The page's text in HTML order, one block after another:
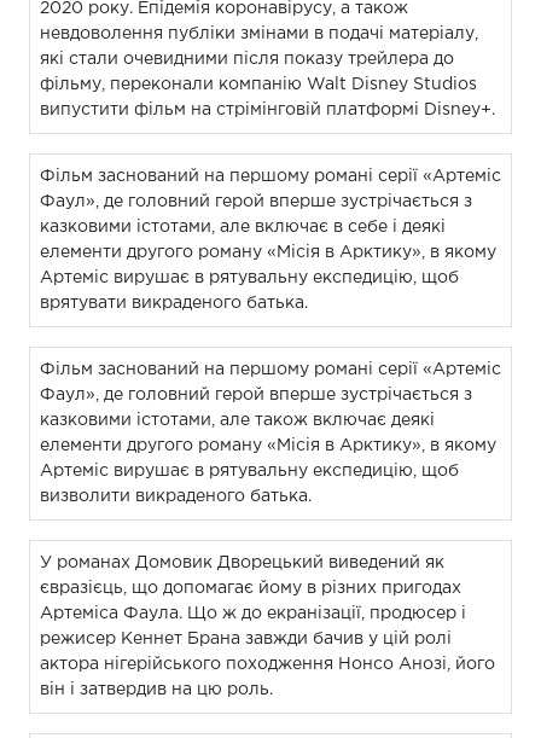
2020 року. Епідемія коронавірусу, а також
невдоволення публіки змінами в подачі матеріалу,
які стали очевидними після показу трейлера до
фільму, переконали компанію Walt Disney Studios
випустити фільм на стрімінговій платформі Disney+.
Фільм заснований на першому романі серії «Артеміс
Фаул», де головний герой вперше зустрічається з
казковими істотами, але включає в себе і деякі
елементи другого роману «Місія в Арктику», в якому
Артеміс вирушає в рятувальну експедицію, щоб
врятувати викраденого батька.
Фільм заснований на першому романі серії «Артеміс
Фаул», де головний герой вперше зустрічається з
казковими істотами, але також включає деякі
елементи другого роману «Місія в Арктику», в якому
Артеміс вирушає в рятувальну експедицію, щоб
визволити викраденого батька.
У романах Домовик Дворецький виведений як
євразієць, що допомагає йому в різних пригодах
Артеміса Фаула. Що ж до екранізації, продюсер і
режисер Кеннет Брана завжди бачив у цій ролі
актора нігерійського походження Нонсо Анозі, його
він і затвердив на цю роль.